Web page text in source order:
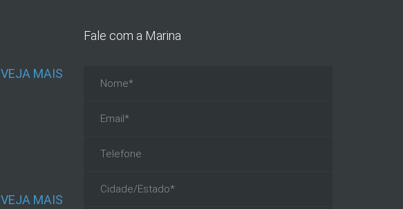
VEJA MAIS
VEJA MAIS
Fale com a Marina